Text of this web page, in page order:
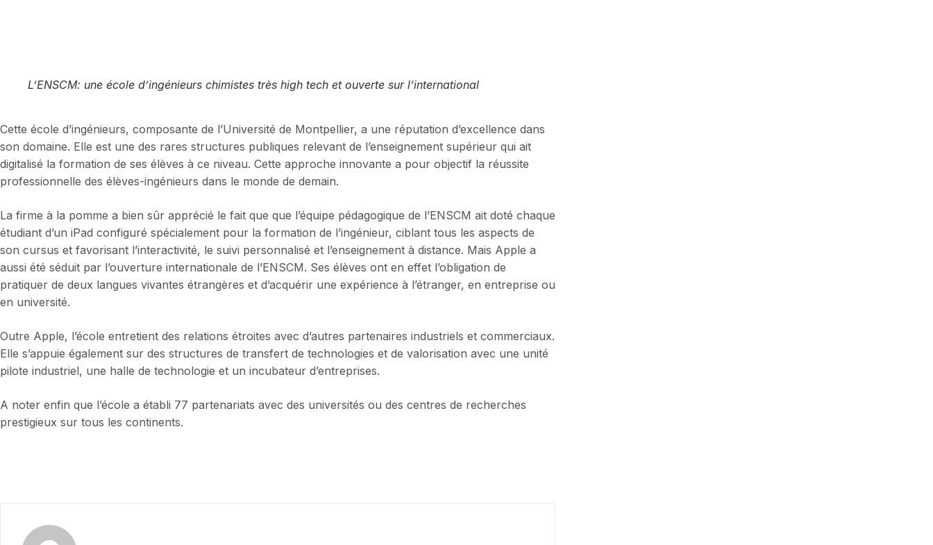
L’ENSCM: une école d’ingénieurs chimistes très high tech et ouverte sur l’international
Cette école d’ingénieurs, composante de l’Université de Montpellier, a une réputation d’excellence dans
son domaine. Elle est une des rares structures publiques relevant de l’enseignement supérieur qui ait
digitalisé la formation de ses élèves à ce niveau. Cette approche innovante a pour objectif la réussite
professionnelle des élèves-ingénieurs dans le monde de demain.
La firme à la pomme a bien sûr apprécié le fait que que l’équipe pédagogique de l’ENSCM ait doté chaque
étudiant d’un iPad configuré spécialement pour la formation de l’ingénieur, ciblant tous les aspects de
son cursus et favorisant l’interactivité, le suivi personnalisé et l’enseignement à distance. Mais Apple a
aussi été séduit par l’ouverture internationale de l’ENSCM. Ses élèves ont en effet l’obligation de
pratiquer de deux langues vivantes étrangères et d’acquérir une expérience à l’étranger, en entreprise ou
en université.
Outre Apple, l’école entretient des relations étroites avec d’autres partenaires industriels et commerciaux.
Elle s’appuie également sur des structures de transfert de technologies et de valorisation avec une unité
pilote industriel, une halle de technologie et un incubateur d’entreprises.
A noter enfin que l’école a établi 77 partenariats avec des universités ou des centres de recherches
prestigieux sur tous les continents.